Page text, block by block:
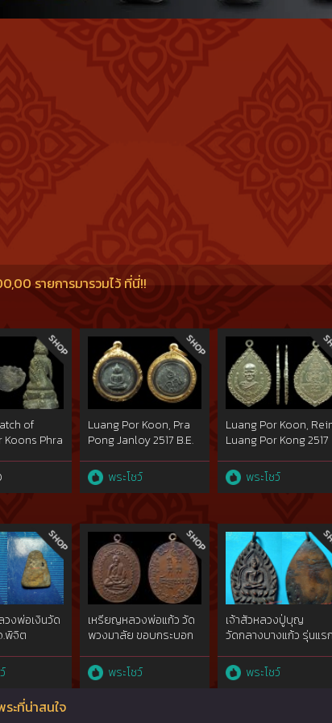
ครั้งในวันเสาร์ที่ ๓๑ กรกฎาคม พ.ศ. ๒๕๑๙ ซึ่งตรงกับวันเสาร์ขึ้น ๕
งเทพเจ้าทั่วจักรวาล และได้อัญเชิญเจ้าแม่กวนอิมเสด็จมาในพิธีอีก
รายการมารวมไว้ ที่นี่!!
of
Phra
B.E. 2515.
the
2558
held by
District
Buddha
Luang Por Koon, Pra
Pong Janloy 2517 B.E.
and placed the first at
the competition on 3
Commander of
Chiengrai Province
Military and Thai
Buddha Image
Admiration
Association Northern
Part,
พระโชว์
Luang Por Koon,
Luang Por Kong 2517
is Luang Por Koon
master) made of
15 June 2014 and 21
December 2014
competitions.
พระโชว์
งพ่อเงินวัด
.พิจิต
show}
เหรียญหลวงพ่อแก้ว วัด
พวงมาลัย ขอบกระบอก
ยากสุดๆ){rare show}
พระโชว์
เจ้าสัวหลวงปู่บุญ
วัดกลางบางแก้ว รุ่นแรก
rare​ show
พระโชว์
ระที่น่าสนใจ